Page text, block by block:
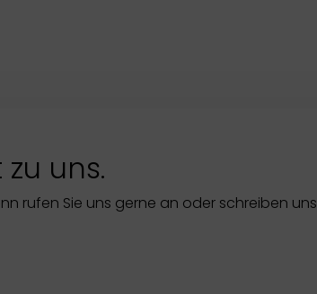
uns.
rufen Sie uns gerne an oder schreiben uns